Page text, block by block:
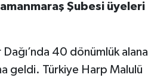
Şubesi üyeleri
40 dönümlük alana
geldi. Türkiye Harp Malulü